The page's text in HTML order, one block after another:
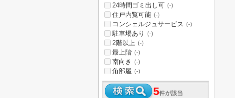
24時間ゴミ出し可 (-)
住戸内覧可能 (-)
コンシェルジュサービス (-)
駐車場あり (-)
2階以上 (-)
最上階 (-)
南向き (-)
角部屋 (-)
5件が該当